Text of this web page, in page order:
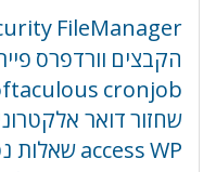
FileManager
הקבצים וורדפרס
cronjob
שחזורדואר
accessWP שאלות